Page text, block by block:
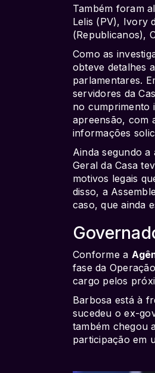
Também foram
Lelis (PV), Ivory
(Republicanos),
Como as
obteve detalhes
parlamentares.
servidores da
no cumprimento
apreensão, com
informações
Ainda segundo a
Geral da Casa
motivos legais
disso, a
caso, que ainda
Conforme a
fase da
cargo pelos
Barbosa está à
sucedeu o ex-
também chegou
participação em